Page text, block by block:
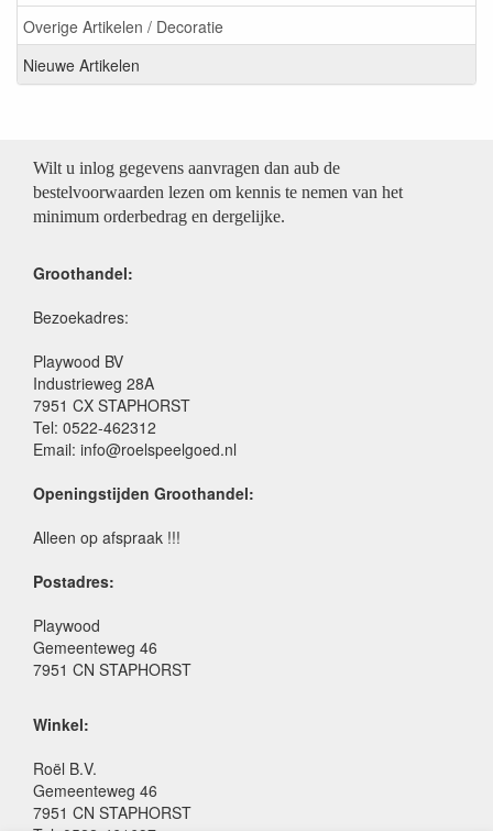
Overige Artikelen / Decoratie
Nieuwe Artikelen
Wilt u inlog gegevens aanvragen dan aub de
bestelvoorwaarden lezen om kennis te nemen van het
minimum orderbedrag en dergelijke.
Groothandel:
Bezoekadres:
Playwood BV
Industrieweg 28A
7951 CX STAPHORST
Tel: 0522-462312
Email: info@roelspeelgoed.nl
Openingstijden Groothandel:
Alleen op afspraak !!!
Postadres:
Playwood
Gemeenteweg 46
7951 CN STAPHORST
Winkel:
Roël B.V.
Gemeenteweg 46
7951 CN STAPHORST